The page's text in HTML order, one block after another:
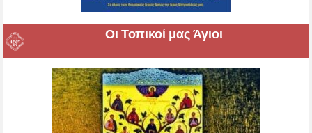
Οι Τοπικοί μας Άγιοι